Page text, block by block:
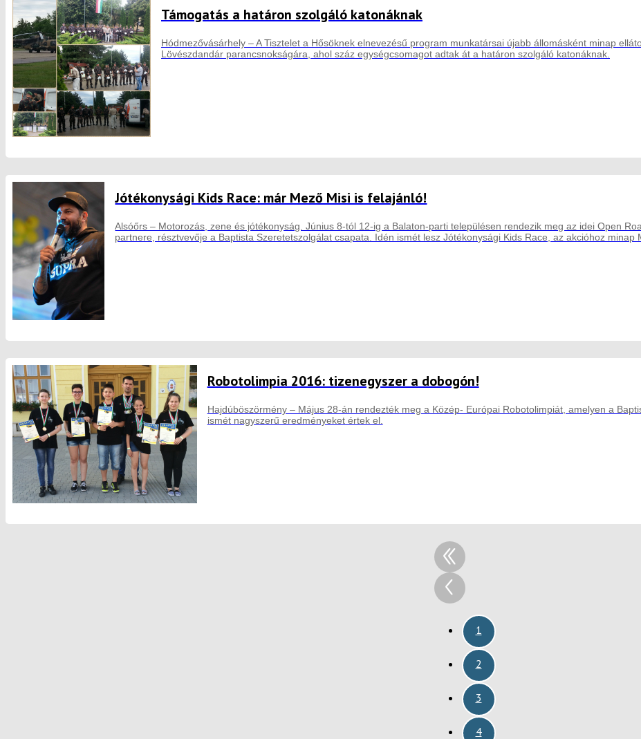
Támogatás a határon szolgáló katonáknak
Hódmezővásárhely – A Tisztelet a Hősöknek elnevezésű program munkatársai újabb állomásként minap
Lövészdandár parancsnokságára, ahol száz egységcsomagot adtak át a határon szolgáló katonáknak.
Jótékonysági Kids Race: már Mező Misi is felajánló!
Alsóőrs – Motorozás, zene és jótékonyság. Június 8-tól 12-ig a Balaton-parti településen rendezik meg az idei Open
partnere, résztvevője a Baptista Szeretetszolgálat csapata. Idén ismét lesz Jótékonysági Kids Race, az akcióhoz minap
Robotolimpia 2016: tizenegyszer a dobogón!
Hajdúböszörmény – Május 28-án rendezték meg a Közép- Európai Robotolimpiát, amelyen a
ismét nagyszerű eredményeket értek el.
1
2
3
4